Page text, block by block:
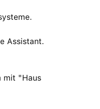
Assistant.
mit "Haus